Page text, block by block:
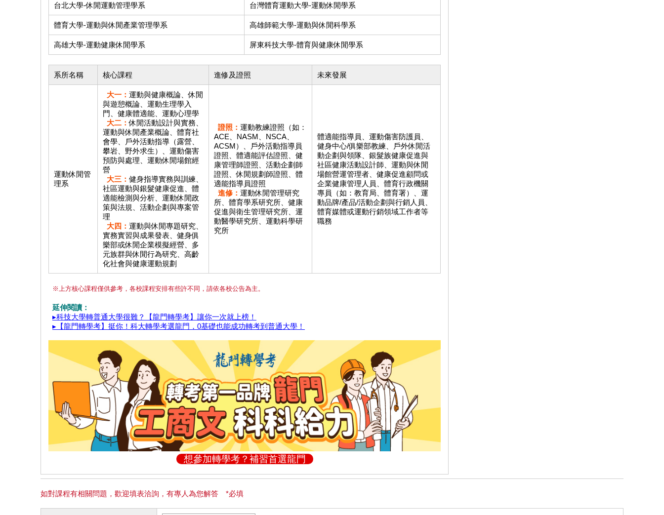
台北大學-休閒運動管理學系 台灣體育運動大學-運動休閒學系
體育大學-運動與休閒產業管理學系 高雄師範大學-運動與休閒科學系
高雄大學-運動健康休閒學系 屏東科技大學-體育與健康休閒學系
系所名稱 核心課程 進修及證照 未來發展
運動休閒管
理系
大一： 運動與健康概論、休閒
與遊憩概論、運動生理學入
門、健康體適能、運動心理學
大二：休閒活動設計與實務、
運動與休閒產業概論、體育社
會學、戶外活動指導（露營、
攀岩、野外求生）、運動傷害
預防與處理、運動休閒場館經
營
大三： 健身指導實務與訓練、
社區運動與銀髮健康促進、體
適能檢測與分析、運動休閒政
策與法規、活動企劃與專案管
理
大四： 運動與休閒專題研究、
實務實習與成果發表、健身俱
樂部或休閒企業模擬經營、多
元族群與休閒行為研究、高齡
化社會與健康運動規劃
證照： 運動教練證照（如：
ACE、NASM、NSCA、
ACSM）、戶外活動指導員
證照、體適能評估證照、健
康管理師證照、活動企劃師
證照、休閒規劃師證照、體
適能指導員證照
進修： 運動休閒管理研究
所、體育學系研究所、健康
促進與衛生管理研究所、運
動醫學研究所、運動科學研
究所
體適能指導員、運動傷害防護員、
健身中心/俱樂部教練、戶外休閒活
動企劃與領隊、銀髮族健康促進與
社區健康活動設計師、運動與休閒
場館營運管理者、健康促進顧問或
企業健康管理人員、體育行政機關
專員（如：教育局、體育署）、運
動品牌/產品/活動企劃與行銷人員、
體育媒體或運動行銷領域工作者等
職務
※上方核心課程僅供參考，各校課程安排有些許不同，請依各校公告為主。
延伸閱讀：
▸科技大學轉普通大學很難？【龍門轉學考】讓你一次就上榜！
▸【龍門轉學考】挺你！科大轉學考選龍門，0基礎也能成功轉考到普通大學！
想參加轉學考？補習首選龍門
如對課程有相關問題，歡迎填表洽詢，有專人為您解答 *必填